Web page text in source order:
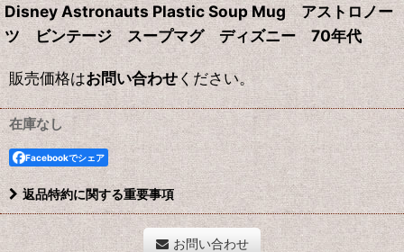
Disney Astronauts Plastic Soup Mug アストロノー
ツ ビンテージ スープマグ ディズニー 70年代
販売価格はお問い合わせください。
在庫なし
Facebookでシェア
返品特約に関する重要事項
お問い合わせ